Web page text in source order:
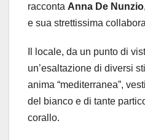
racconta Anna De Nunzio
e sua strettissima
Il locale, da un punto di
un’esaltazione di diversi
anima “mediterranea”,
del bianco e di tante
corallo.